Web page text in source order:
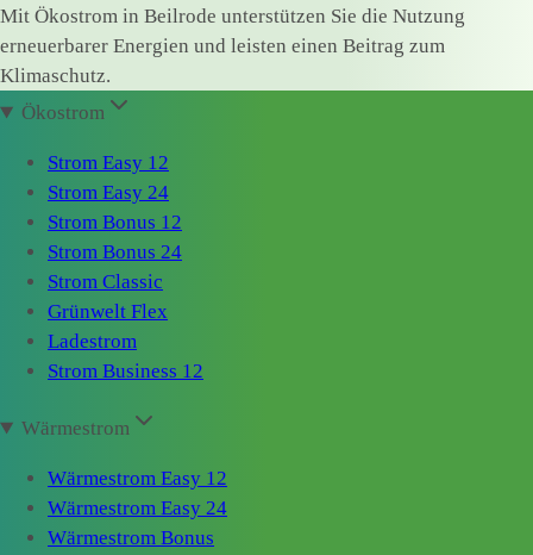
Mit Ökostrom in Beilrode unterstützen Sie die Nutzung
erneuerbarer Energien und leisten einen Beitrag zum
Klimaschutz.
Ökostrom
Strom Easy 12
Strom Easy 24
Strom Bonus 12
Strom Bonus 24
Strom Classic
Grünwelt Flex
Ladestrom
Strom Business 12
Wärmestrom
Wärmestrom Easy 12
Wärmestrom Easy 24
Wärmestrom Bonus